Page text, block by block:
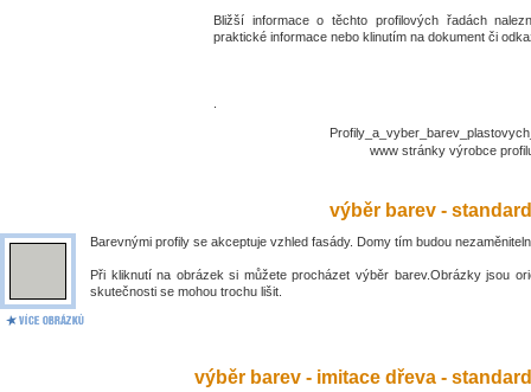
Bližší informace o těchto profilových řadách
praktické informace nebo klinutím na dokument či
www stránky výrobce
výběr barev -
Barevnými profily se akceptuje vzhled fasády. Domy tím budou
Při kliknutí na obrázek si můžete procházet výběr barev.Obrázky jsou
skutečnosti se mohou trochu lišit.
výběr barev - imitace dřeva -